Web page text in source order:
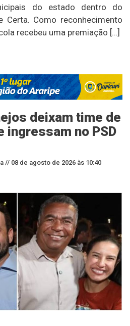
do estado dentro do
Certa. Como reconhecimento
recebeu uma premiação […]
deixam time de
ingressam no PSD
// 08 de agosto de 2026 às 10:40